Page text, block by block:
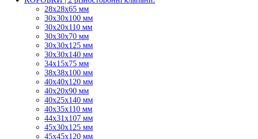
28х28х65 мм
30х30х100 мм
30х20х110 мм
30х30х70 мм
30х30х125 мм
30х30х140 мм
34х15х75 мм
38х38х100 мм
40х40х120 мм
40х20х90 мм
40х25х140 мм
40х35х110 мм
44х31х107 мм
45х30х125 мм
45х45х120 мм